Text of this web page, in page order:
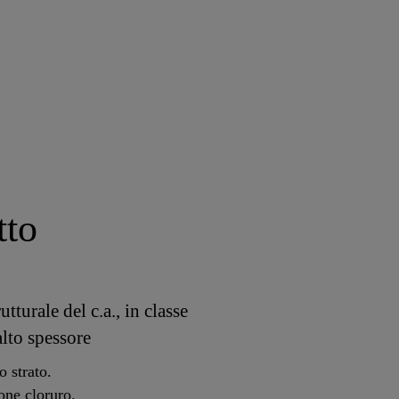
del c.a., in classe
spessore
strato.
cloruro.